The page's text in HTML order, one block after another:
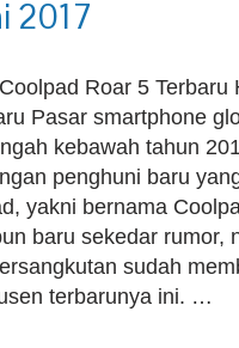
2017
Roar 5 Terbaru
Pasar smartphone
kebawah tahun
penghuni baru
yakni bernama
baru sekedar rumor,
sudah
terbarunya ini. …